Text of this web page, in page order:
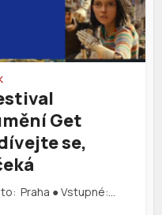
Get
se,
Praha ● Vstupné:…